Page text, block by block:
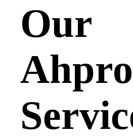
Our
Ahpro